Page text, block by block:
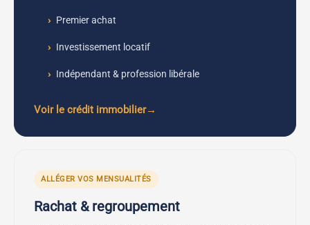
Premier achat
Investissement locatif
Indépendant & profession libérale
Voir le crédit immobilier
ALLÉGER VOS MENSUALITÉS
Rachat & regroupement